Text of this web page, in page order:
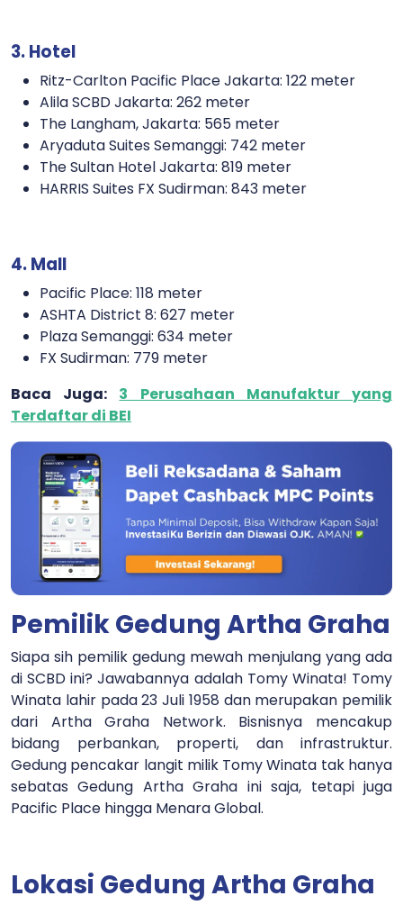
3. Hotel
Ritz-Carlton Pacific Place Jakarta: 122 meter
Alila SCBD Jakarta: 262 meter
The Langham, Jakarta: 565 meter
Aryaduta Suites Semanggi: 742 meter
The Sultan Hotel Jakarta: 819 meter
HARRIS Suites FX Sudirman: 843 meter
4. Mall
Pacific Place: 118 meter
ASHTA District 8: 627 meter
Plaza Semanggi: 634 meter
FX Sudirman: 779 meter
Baca Juga: 3 Perusahaan Manufaktur yang
Terdaftar di BEI
Pemilik Gedung Artha Graha
Siapa sih pemilik gedung mewah menjulang yang ada
di SCBD ini? Jawabannya adalah Tomy Winata! Tomy
Winata lahir pada 23 Juli 1958 dan merupakan pemilik
dari Artha Graha Network. Bisnisnya mencakup
bidang perbankan, properti, dan infrastruktur.
Gedung pencakar langit milik Tomy Winata tak hanya
sebatas Gedung Artha Graha ini saja, tetapi juga
Pacific Place hingga Menara Global.
Lokasi Gedung Artha Graha